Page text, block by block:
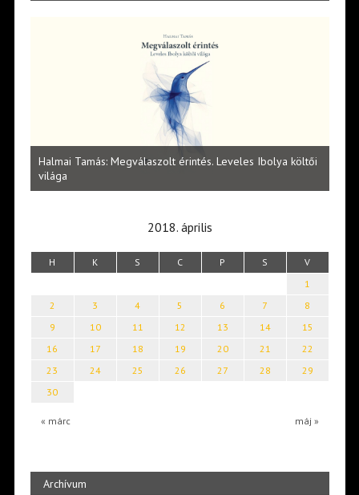
Halmai Tamás: Megválaszolt érintés. Leveles Ibolya költői
világa
2018. április
H K S C P S V
« márc máj »
1
2
3 4 5 6 7
8
9
10 11 12 13 14
15
16
17 18 19 20 21
22
23
24 25 26 27 28
29
30
Archívum